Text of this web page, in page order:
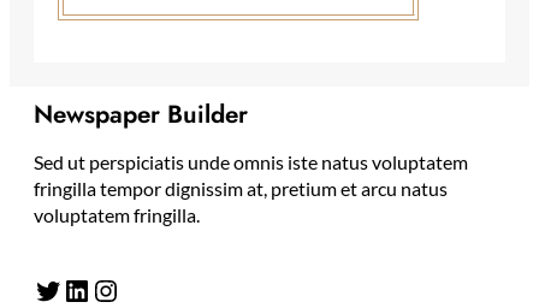
Newspaper Builder
Sed ut perspiciatis unde omnis iste natus voluptatem
fringilla tempor dignissim at, pretium et arcu natus
voluptatem fringilla.
Twitter LinkedIn Instagram